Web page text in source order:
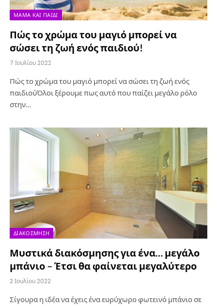
ΜΑΜΆ ΚΑΙ ΠΑΙΔΊ
Πώς το χρώμα του μαγιό μπορεί να
σώσει τη ζωή ενός παιδιού!
7 Ιουλίου 2022
Πώς το χρώμα του μαγιό μπορεί να σώσει τη ζωή ενός
παιδιούΌλοι ξέρουμε πως αυτό που παίζει μεγάλο ρόλο
στην…
ΔΙΑΚΌΣΜΗΣΗ
Μυστικά διακόσμησης για ένα… μεγάλο
μπάνιο – Έτσι θα φαίνεται μεγαλύτερο
2 Ιουλίου 2022
Σίγουρα η ιδέα να έχεις ένα ευρύχωρο φωτεινό μπάνιο σε